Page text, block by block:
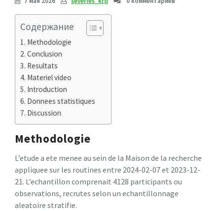
Содержание
Methodologie
Conclusion
Resultats
Materiel video
Introduction
Donnees statistiques
Discussion
Methodologie
L’etude a ete menee au sein de la Maison de la recherche
appliquee sur les routines entre 2024-02-07 et 2023-12-
21. L’echantillon comprenait 4128 participants ou
observations, recrutes selon un echantillonnage
aleatoire stratifie.